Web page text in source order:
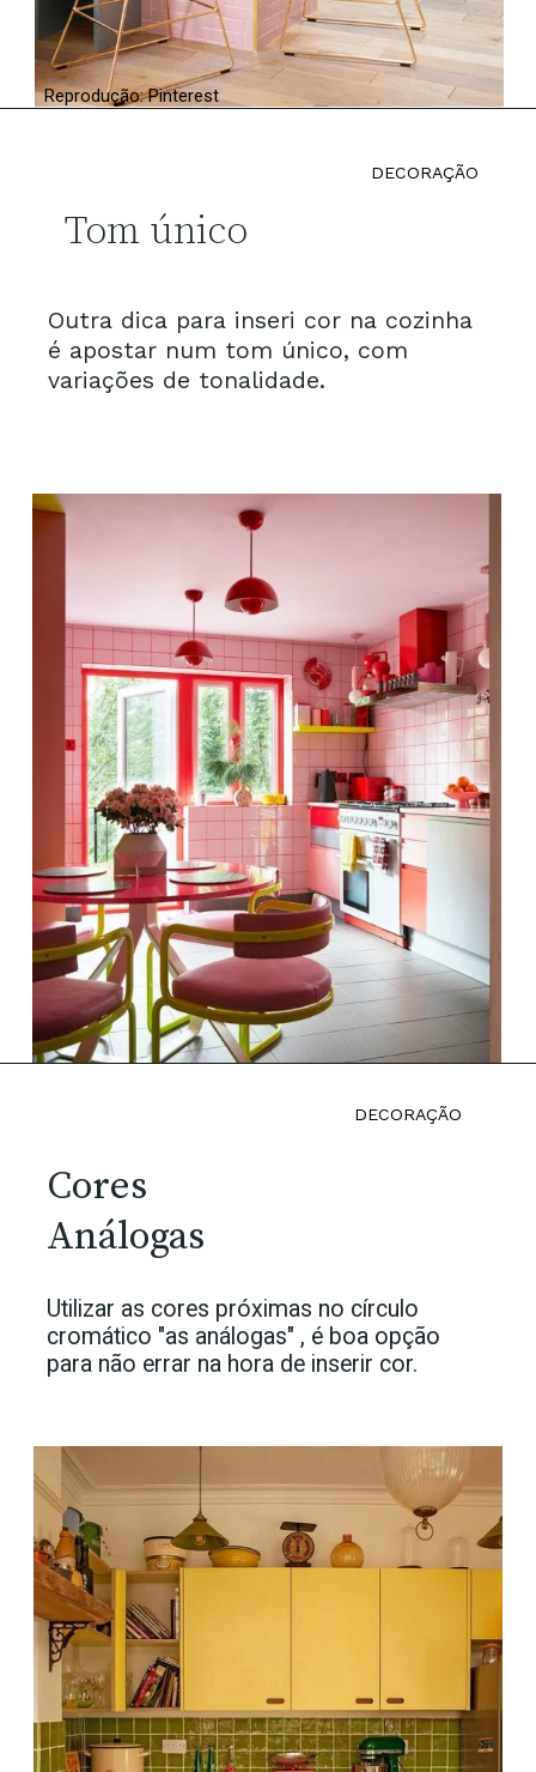
Reprodução: Pinterest
Outra dica para inseri cor na cozinha
é apostar num tom único, com
variações de tonalidade.
Tom único
DECORAÇÃO
Utilizar as cores próximas no círculo
cromático "as análogas" , é boa opção
para não errar na hora de inserir cor.
Cores
Análogas
DECORAÇÃO